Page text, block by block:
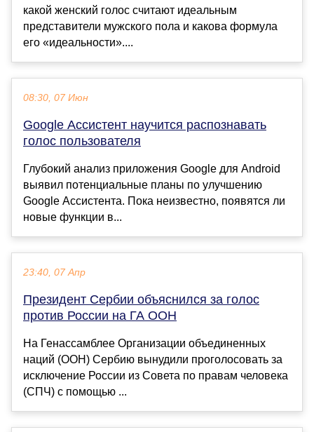
какой женский голос считают идеальным
представители мужского пола и какова формула
его «идеальности»....
08:30, 07 Июн
Google Ассистент научится распознавать
голос пользователя
Глубокий анализ приложения Google для Android
выявил потенциальные планы по улучшению
Google Ассистента. Пока неизвестно, появятся ли
новые функции в...
23:40, 07 Апр
Президент Сербии объяснился за голос
против России на ГА ООН
На Генассамблее Организации объединенных
наций (ООН) Сербию вынудили проголосовать за
исключение России из Совета по правам человека
(СПЧ) с помощью ...